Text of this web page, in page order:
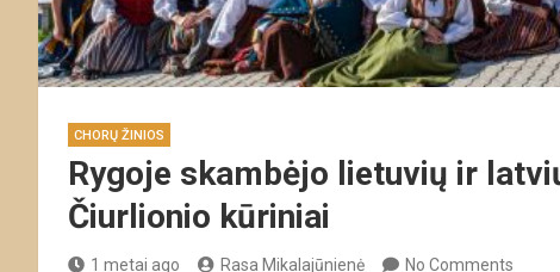
CHORŲ ŽINIOS
Rygoje skambėjo lietuvių ir
Čiurlionio kūriniai
1 metai ago Rasa Mikalajūnienė No Comments